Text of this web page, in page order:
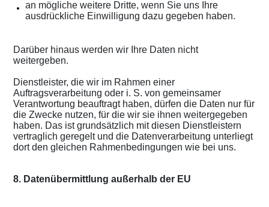
an mögliche weitere Dritte, wenn Sie uns Ihre
ausdrückliche Einwilligung dazu gegeben haben.
Darüber hinaus werden wir Ihre Daten nicht
weitergeben.
Dienstleister, die wir im Rahmen einer
Auftragsverarbeitung oder i. S. von gemeinsamer
Verantwortung beauftragt haben, dürfen die Daten nur für
die Zwecke nutzen, für die wir sie ihnen weitergegeben
haben. Das ist grundsätzlich mit diesen Dienstleistern
vertraglich geregelt und die Datenverarbeitung unterliegt
dort den gleichen Rahmenbedingungen wie bei uns.
8. Datenübermittlung außerhalb der EU